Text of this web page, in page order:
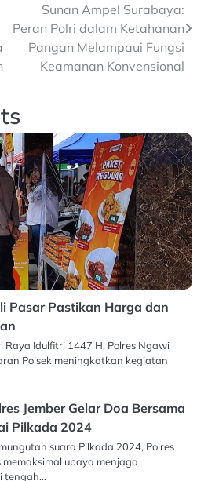
Sunan Ampel Surabaya:
Peran Polri dalam Ketahanan
Pangan Melampaui Fungsi
Keamanan Konvensional
Pasar Pastikan Harga dan
Raya Idulfitri 1447 H, Polres Ngawi
Polsek meningkatkan kegiatan
Jember Gelar Doa Bersama
Pilkada 2024
suara Pilkada 2024, Polres
memaksimal upaya menjaga
tengah…